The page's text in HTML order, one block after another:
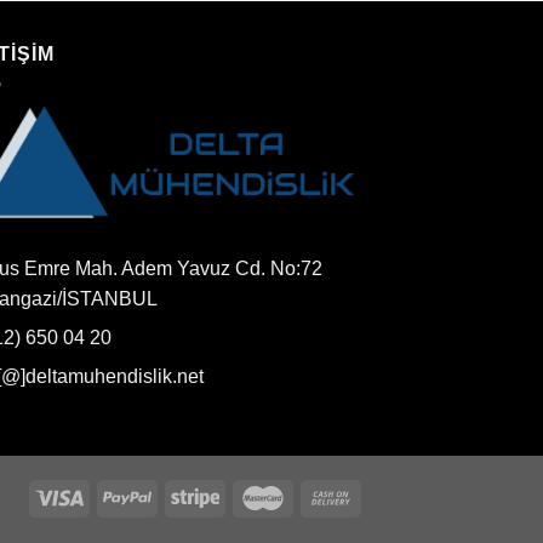
Emre Mah. Adem Yavuz Cd. No:72
İSTANBUL
650 04 20